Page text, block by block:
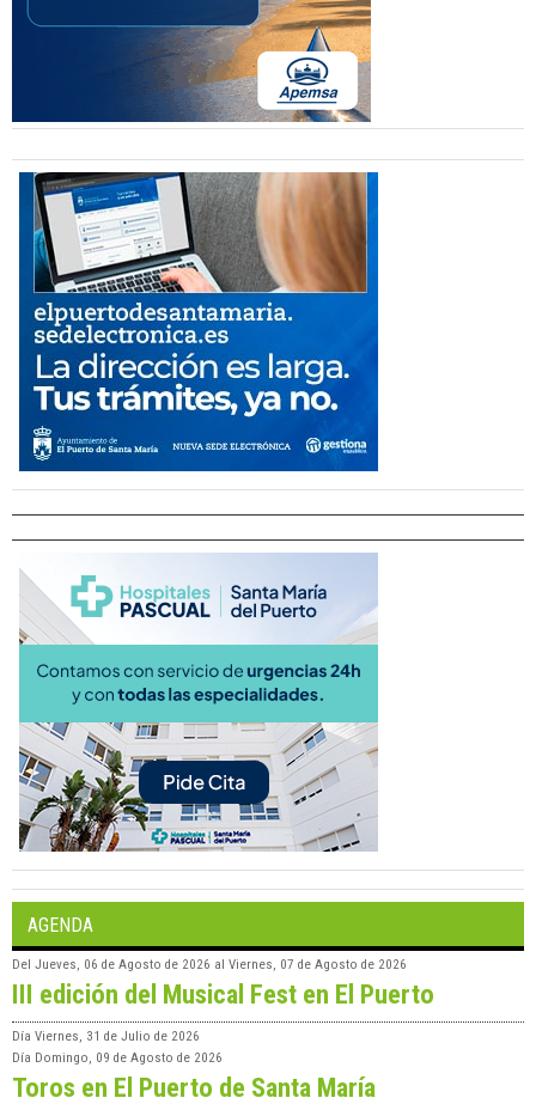
AGENDA
Del Jueves, 06 de Agosto de 2026 al Viernes, 07 de Agosto de 2026
III edición del Musical Fest en El Puerto
Día Viernes, 31 de Julio de 2026
Día Domingo, 09 de Agosto de 2026
Toros en El Puerto de Santa María